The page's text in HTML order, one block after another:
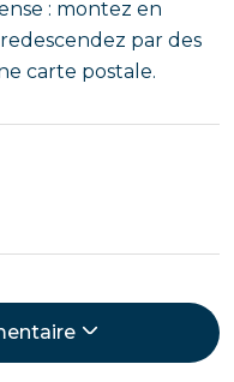
: montez en
par des
carte postale.